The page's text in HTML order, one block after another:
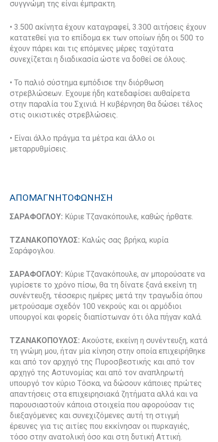
συγγνώμη της είναι έμπρακτη.
• 3.500 ακίνητα έχουν καταγραφεί, 3.300 αιτήσεις έχουν
κατατεθεί για το επίδομα εκ των οποίων ήδη οι 500 το
έχουν πάρει και τις επόμενες μέρες ταχύτατα
συνεχίζεται η διαδικασία ώστε να δοθεί σε όλους.
• Το παλιό σύστημα εμπόδισε την διόρθωση
στρεβλώσεων. Εχουμε ήδη κατεδαφίσει αυθαίρετα
στην παραλία του Σχινιά. Η κυβέρνηση θα δώσει τέλος
στις οικιστικές στρεβλώσεις.
• Είναι άλλο πράγμα τα μέτρα και άλλο οι
μεταρρυθμίσεις.
ΑΠΟΜΑΓΝΗΤΟΦΩΝΗΣΗ
ΣΑΡΑΦΟΓΛΟΥ: Κύριε Τζανακόπουλε, καθώς ήρθατε.
ΤΖΑΝΑΚΟΠΟΥΛΟΣ: Καλώς σας βρήκα, κυρία
Σαράφογλου.
ΣΑΡΑΦΟΓΛΟΥ: Κύριε Τζανακόπουλε, αν μπορούσατε να
γυρίσετε το χρόνο πίσω, θα τη δίνατε ξανά εκείνη τη
συνέντευξη, τέσσερις ημέρες μετά την τραγωδία όπου
μετρούσαμε σχεδόν 100 νεκρούς και οι αρμόδιοι
υπουργοί και φορείς διαπίστωναν ότι όλα πήγαν καλά.
ΤΖΑΝΑΚΟΠΟΥΛΟΣ: Ακούστε, εκείνη η συνέντευξη, κατά
τη γνώμη μου, ήταν μία κίνηση στην οποία επιχειρήθηκε
και από τον αρχηγό της Πυροσβεστικής και από τον
αρχηγό της Αστυνομίας και από τον αναπληρωτή
υπουργό τον κύριο Τόσκα, να δώσουν κάποιες πρώτες
απαντήσεις στα επιχειρησιακά ζητήματα αλλά και να
παρουσιαστούν κάποια στοιχεία που αφορούσαν τις
διεξαγόμενες και συνεχιζόμενες αυτή τη στιγμή
έρευνες για τις αιτίες που εκκίνησαν οι πυρκαγιές,
τόσο στην ανατολική όσο και στη δυτική Αττική.